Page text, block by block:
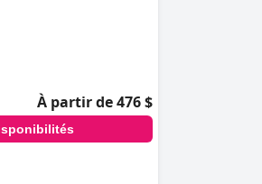
À partir de 476 $